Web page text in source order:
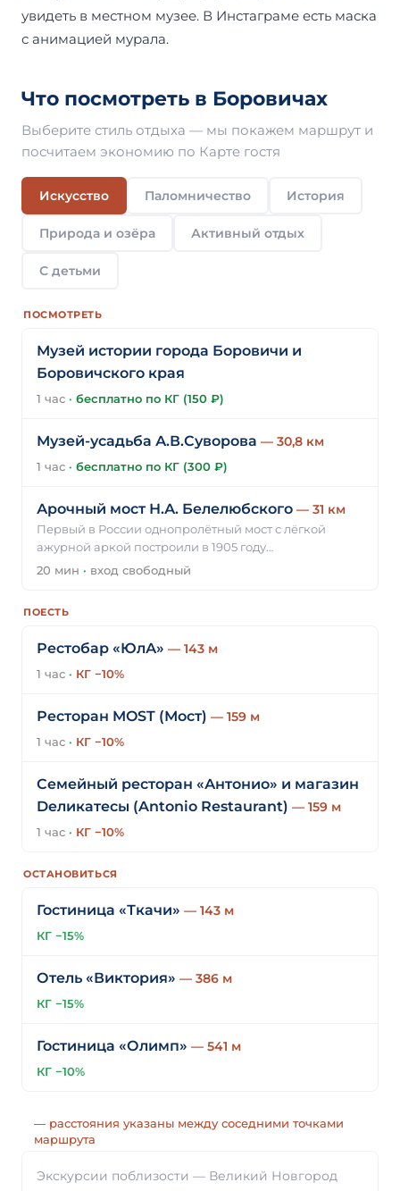
увидеть в местном музее. В Инстаграме есть маска
с анимацией мурала.
Что посмотреть в Боровичах
Выберите стиль отдыха — мы покажем маршрут и
посчитаем экономию по Карте гостя
Искусство Паломничество История
Природа и озёра Активный отдых
С детьми
ПОСМОТРЕТЬ
Музей истории города Боровичи и
Боровичского края
1 час · бесплатно по КГ (150 ₽)
Музей-усадьба А.В.Суворова — 30,8 км
1 час · бесплатно по КГ (300 ₽)
Арочный мост Н.А. Белелюбского — 31 км
Первый в России однопролётный мост с лёгкой
ажурной аркой построили в 1905 году…
20 мин · вход свободный
ПОЕСТЬ
Рестобар «ЮлА» — 143 м
1 час · КГ −10%
Ресторан MOST (Мост) — 159 м
1 час · КГ −10%
Семейный ресторан «Антонио» и магазин
Dеликатесы (Antonio Restaurant) — 159 м
1 час · КГ −10%
ОСТАНОВИТЬСЯ
Гостиница «Ткачи» — 143 м
КГ −15%
Отель «Виктория» — 386 м
КГ −15%
Гостиница «Олимп» — 541 м
КГ −10%
— расстояния указаны между соседними точками
маршрута
Экскурсии поблизости — Великий Новгород